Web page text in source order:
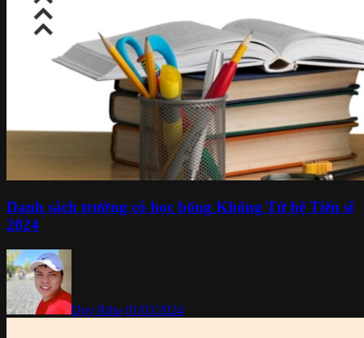
Danh sách trường có học bổng Khổng Tử hệ Tiến sĩ
2024
Duy Riba 01/03/2024